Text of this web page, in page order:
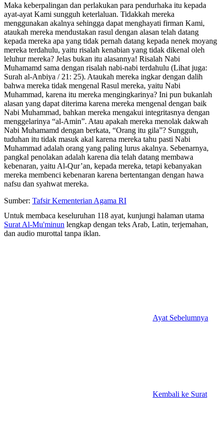
Maka keberpalingan dan perlakukan para pendurhaka itu kepada
ayat-ayat Kami sungguh keterlaluan. Tidakkah mereka
menggunakan akalnya sehingga dapat menghayati firman Kami,
ataukah mereka mendustakan rasul dengan alasan telah datang
kepada mereka apa yang tidak pernah datang kepada nenek moyang
mereka terdahulu, yaitu risalah kenabian yang tidak dikenal oleh
leluhur mereka? Jelas bukan itu alasannya! Risalah Nabi
Muhamamd sama dengan risalah nabi-nabi terdahulu (Lihat juga:
Surah al-Anbiya / 21: 25). Ataukah mereka ingkar dengan dalih
bahwa mereka tidak mengenal Rasul mereka, yaitu Nabi
Muhammad, karena itu mereka mengingkarinya? Ini pun bukanlah
alasan yang dapat diterima karena mereka mengenal dengan baik
Nabi Muhammad, bahkan mereka mengakui integritasnya dengan
menggelarinya “al-Amin”. Atau apakah mereka menolak dakwah
Nabi Muhamamd dengan berkata, “Orang itu gila”? Sungguh,
tuduhan itu tidak masuk akal karena mereka tahu pasti Nabi
Muhammad adalah orang yang paling lurus akalnya. Sebenarnya,
pangkal penolakan adalah karena dia telah datang membawa
kebenaran, yaitu Al-Qur’an, kepada mereka, tetapi kebanyakan
mereka membenci kebenaran karena bertentangan dengan hawa
nafsu dan syahwat mereka.
Sumber: Tafsir Kementerian Agama RI
Untuk membaca keseluruhan 118 ayat, kunjungi halaman utama
Surat Al-Mu'minun lengkap dengan teks Arab, Latin, terjemahan,
dan audio murottal tanpa iklan.
Ayat Sebelumnya
Kembali ke Surat